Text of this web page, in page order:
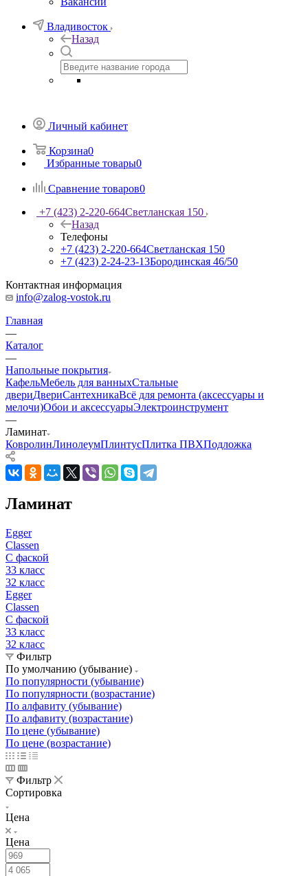
Владивосток
Назад
Личный кабинет
Корзина0
Избранные товары0
Сравнение товаров0
+7 (423) 2-220-664Светланская 150
Назад
Телефоны
+7 (423) 2-220-664Светланская 150
+7 (423) 2-24-23-13Бородинская 46/50
Контактная информация
info@zalog-vostok.ru
Главная
—
Каталог
—
Напольные покрытия
КафельМебель для ванныхСтальные
двериДвериСантехникаВсё для ремонта (аксессуары и
мелочи)Обои и аксессуарыЭлектроинструмент
—
Ламинат
КовролинЛинолеумПлинтусПлитка ПВХПодложка
Ламинат
Egger
Classen
С фаской
33 класс
32 класс
Egger
Classen
С фаской
33 класс
32 класс
Фильтр
По умолчанию (убывание)
По популярности (убывание)
По популярности (возрастание)
По алфавиту (убывание)
По алфавиту (возрастание)
По цене (убывание)
По цене (возрастание)
Фильтр
Сортировка
Цена
Цена